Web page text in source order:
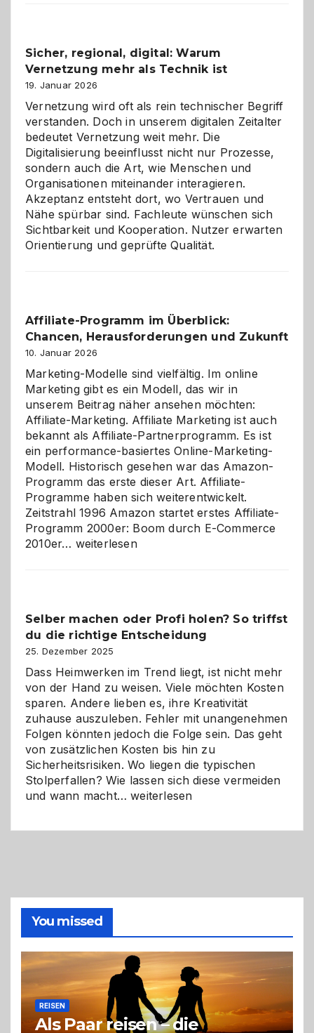
ein
dreifaches
Alaaf!
Sicher, regional, digital: Warum
Vernetzung mehr als Technik ist
19. Januar 2026
Vernetzung wird oft als rein technischer Begriff
verstanden. Doch in unserem digitalen Zeitalter
bedeutet Vernetzung weit mehr. Die
Digitalisierung beeinflusst nicht nur Prozesse,
sondern auch die Art, wie Menschen und
Organisationen miteinander interagieren.
Akzeptanz entsteht dort, wo Vertrauen und
Nähe spürbar sind. Fachleute wünschen sich
Sichtbarkeit und Kooperation. Nutzer erwarten
Orientierung und geprüfte Qualität.
Affiliate-Programm im Überblick:
Chancen, Herausforderungen und Zukunft
10. Januar 2026
Marketing-Modelle sind vielfältig. Im online
Marketing gibt es ein Modell, das wir in
unserem Beitrag näher ansehen möchten:
Affiliate-Marketing. Affiliate Marketing ist auch
bekannt als Affiliate-Partnerprogramm. Es ist
ein performance-basiertes Online-Marketing-
Modell. Historisch gesehen war das Amazon-
Programm das erste dieser Art. Affiliate-
Programme haben sich weiterentwickelt.
Zeitstrahl 1996 Amazon startet erstes Affiliate-
Programm 2000er: Boom durch E-Commerce
2010er… Affiliate-
Herausforderungen
und
Zukunft
weiterlesen
Selber machen oder Profi holen? So triffst
du die richtige Entscheidung
25. Dezember 2025
Dass Heimwerken im Trend liegt, ist nicht mehr
von der Hand zu weisen. Viele möchten Kosten
sparen. Andere lieben es, ihre Kreativität
zuhause auszuleben. Fehler mit unangenehmen
Folgen könnten jedoch die Folge sein. Das geht
von zusätzlichen Kosten bis hin zu
Sicherheitsrisiken. Wo liegen die typischen
Stolperfallen? Wie lassen sich diese vermeiden
und wann macht…Selber
richtige
Entscheidung
weiterlesen
You missed
REISEN
Als Paar reisen – die